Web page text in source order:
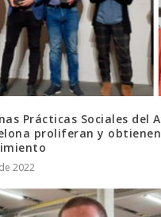
Prácticas Sociales del
proliferan y obtienen
2022